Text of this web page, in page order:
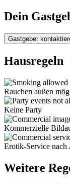
Dein
Gastgeber
Hausregeln
Rauchen außen
Keine Party
Kommerzielle
Erotik-Service nach
Weitere